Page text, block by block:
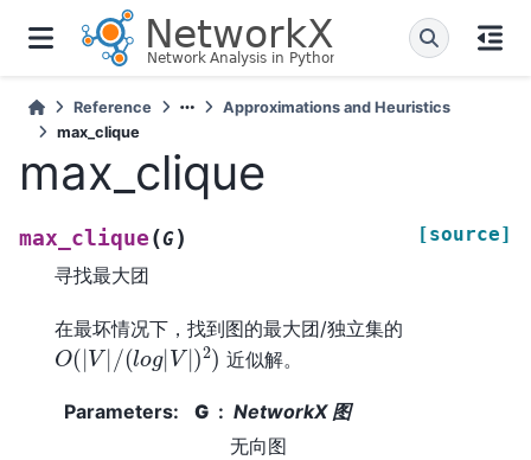
Reference
Approximations and Heuristics
max_clique
max_clique
max_clique (G) [source]
寻找最大团
在最坏情况下，找到图的最大团/独立集的
O(|V|/(log |V|)2) 近似解。
Parameters: G
NetworkX 图
无向图